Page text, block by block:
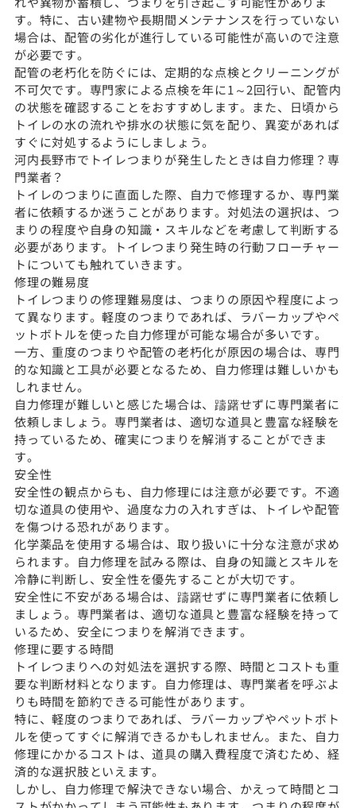
す。特に、古い建物や長期間メンテナンスを行っていない
場合は、配管の劣化が進行している可能性が高いので注意
が必要です。
配管の老朽化を防ぐには、定期的な点検とクリーニングが
不可欠です。専門家による点検を年に1～2回行い、配管内
の状態を確認することをおすすめします。また、日頃から
トイレの水の流れや排水の状態に気を配り、異変があれば
すぐに対処するようにしましょう。
河内長野市でトイレつまりが発生したときは自力修理？専
門業者？
トイレのつまりに直面した際、自力で修理するか、専門業
者に依頼するか迷うことがあります。対処法の選択は、つ
まりの程度や自身の知識・スキルなどを考慮して判断する
必要があります。トイレつまり発生時の行動フローチャー
トについても触れていきます。
修理の難易度
トイレつまりの修理難易度は、つまりの原因や程度によっ
て異なります。軽度のつまりであれば、ラバーカップやペ
ットボトルを使った自力修理が可能な場合が多いです。
一方、重度のつまりや配管の老朽化が原因の場合は、専門
的な知識と工具が必要となるため、自力修理は難しいかも
しれません。
自力修理が難しいと感じた場合は、躊躇せずに専門業者に
依頼しましょう。専門業者は、適切な道具と豊富な経験を
持っているため、確実につまりを解消することができま
す。
安全性
安全性の観点からも、自力修理には注意が必要です。不適
切な道具の使用や、過度な力の入れすぎは、トイレや配管
を傷つける恐れがあります。
化学薬品を使用する場合は、取り扱いに十分な注意が求め
られます。自力修理を試みる際は、自身の知識とスキルを
冷静に判断し、安全性を優先することが大切です。
安全性に不安がある場合は、躊躇せずに専門業者に依頼し
ましょう。専門業者は、適切な道具と豊富な経験を持って
いるため、安全につまりを解消できます。
修理に要する時間
トイレつまりへの対処法を選択する際、時間とコストも重
要な判断材料となります。自力修理は、専門業者を呼ぶよ
りも時間を節約できる可能性があります。
特に、軽度のつまりであれば、ラバーカップやペットボト
ルを使ってすぐに解消できるかもしれません。また、自力
修理にかかるコストは、道具の購入費程度で済むため、経
済的な選択肢といえます。
しかし、自力修理で解決できない場合、かえって時間とコ